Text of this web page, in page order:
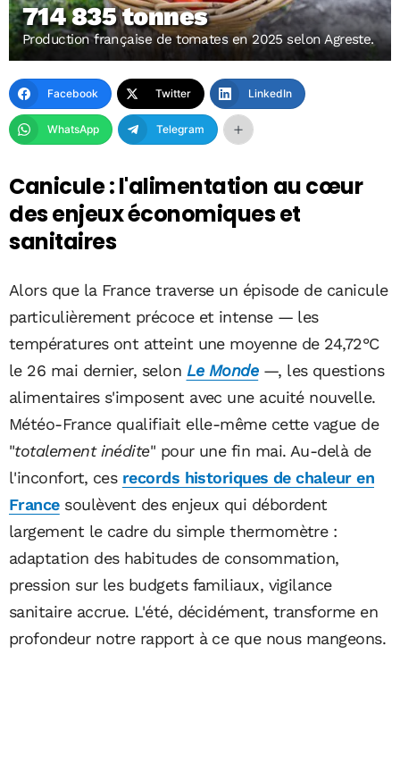
714 835 tonnes
Production française de tomates en 2025 selon Agreste.
Facebook Twitter LinkedIn
WhatsApp Telegram
Canicule : l'alimentation au cœur
des enjeux économiques et
sanitaires
Alors que la France traverse un épisode de canicule
particulièrement précoce et intense — les
températures ont atteint une moyenne de 24,72°C
le 26 mai dernier, selon Le Monde—, les questions
alimentaires s'imposent avec une acuité nouvelle.
Météo-France qualifiait elle-même cette vague de
"totalement inédite" pour une fin mai. Au-delà de
l'inconfort, ces records historiques de chaleur en
Francesoulèvent des enjeux qui débordent
largement le cadre du simple thermomètre :
adaptation des habitudes de consommation,
pression sur les budgets familiaux, vigilance
sanitaire accrue. L'été, décidément, transforme en
profondeur notre rapport à ce que nous mangeons.